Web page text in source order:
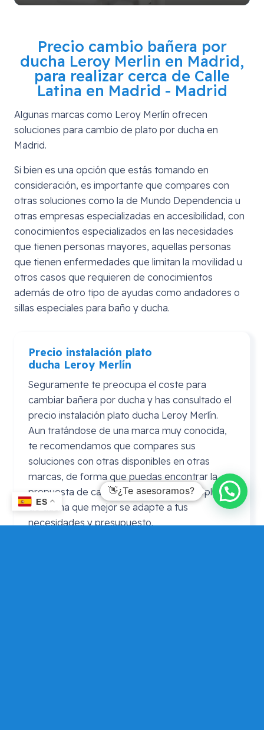
Precio cambio bañera por
ducha Leroy Merlin en Madrid,
para realizar cerca de Calle
Latina en Madrid - Madrid
Algunas marcas como Leroy Merlín ofrecen
soluciones para cambio de plato por ducha en
Madrid.
Si bien es una opción que estás tomando en
consideración, es importante que compares con
otras soluciones como la de Mundo Dependencia u
otras empresas especializadas en accesibilidad, con
conocimientos especializados en las necesidades
que tienen personas mayores, aquellas personas
que tienen enfermedades que limitan la movilidad u
otros casos que requieren de conocimientos
además de otro tipo de ayudas como andadores o
sillas especiales para baño y ducha.
Precio instalación plato
ducha Leroy Merlín
Seguramente te preocupa el coste para
cambiar bañera por ducha y has consultado el
precio instalación plato ducha Leroy Merlín.
Aun tratándose de una marca muy conocida,
te recomendamos que compares sus
soluciones con otras disponibles en otras
marcas, de forma que puedas encontrar la
propuesta de cambio de bañera por un plato
de ducha que mejor se adapte a tus
necesidades y presupuesto.
ES
👋¿Te asesoramos?